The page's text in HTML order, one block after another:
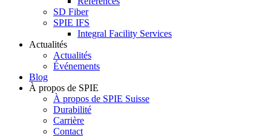
SD Fiber
SPIE IFS
Integral Facility Services
Actualités
Actualités
Événements
Blog
À propos de SPIE
À propos de SPIE Suisse
Durabilité
Carrière
Contact